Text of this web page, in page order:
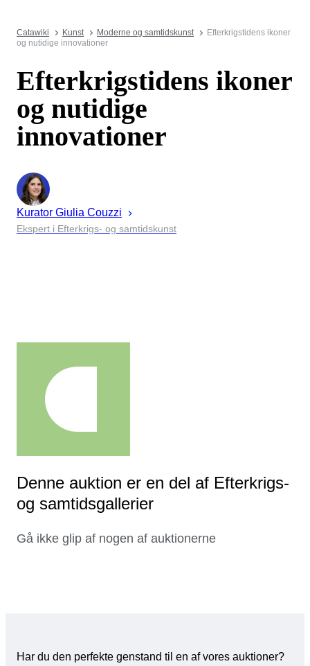
Catawiki Kunst Moderne og samtidskunst
Efterkrigstidens ikoner
og nutidige innovationer
Efterkrigstidens ikoner
og nutidige
innovationer
Kurator Giulia Couzzi
Ekspert i Efterkrigs- og samtidskunst
Denne auktion er en del af Efterkrigs-
og samtidsgallerier
Gå ikke glip af nogen af auktionerne
Har du den perfekte genstand til en af vores auktioner?